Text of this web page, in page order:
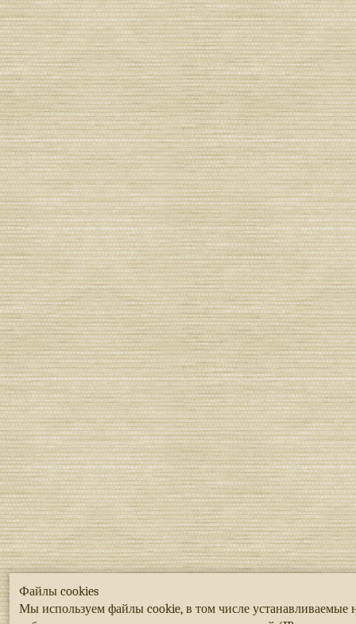
Файлы cookies
Мы используем файлы cookie, в том числе устанавливаемые